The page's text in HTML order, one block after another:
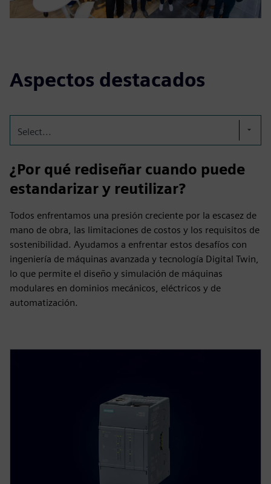
Aspectos destacados
Select...
¿Por qué rediseñar cuando puede
estandarizar y reutilizar?
Todos enfrentamos una presión creciente por la escasez de
mano de obra, las limitaciones de costos y los requisitos de
sostenibilidad. Ayudamos a enfrentar estos desafíos con
ingeniería de máquinas avanzada y tecnología Digital Twin,
lo que permite el diseño y simulación de máquinas
modulares en dominios mecánicos, eléctricos y de
automatización.